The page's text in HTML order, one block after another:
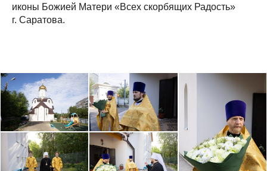
иконы Божией Матери «Всех скорбящих Радость»
г. Саратова.